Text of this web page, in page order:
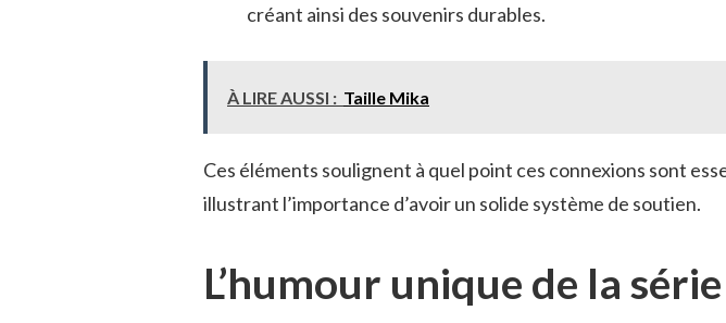
créant ainsi des souvenirs durables.
À LIRE AUSSI : Taille Mika
Ces éléments soulignent à quel point ces connexions sont
illustrant l’importance d’avoir un solide système de soutien.
L’humour unique de la série